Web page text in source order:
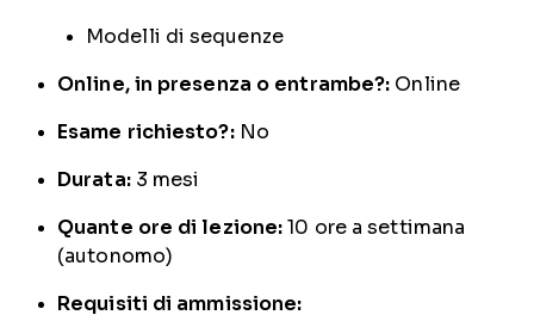
Modelli di sequenze
Online, in presenza o entrambe?: Online
Esame richiesto?:No
Durata:3 mesi
Quante ore di lezione: 10 ore a settimana
(autonomo)
Requisiti di ammissione: